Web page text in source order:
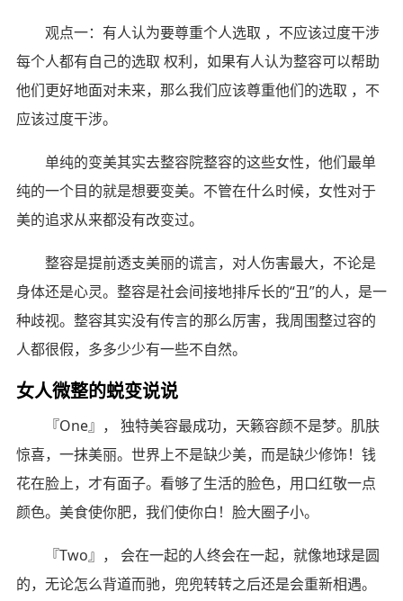
观点一：有人认为要尊重个人选取 ，不应该过度干涉
每个人都有自己的选取 权利，如果有人认为整容可以帮助
他们更好地面对未来，那么我们应该尊重他们的选取 ，不
应该过度干涉。
单纯的变美其实去整容院整容的这些女性，他们最单
纯的一个目的就是想要变美。不管在什么时候，女性对于
美的追求从来都没有改变过。
整容是提前透支美丽的谎言，对人伤害最大，不论是
身体还是心灵。整容是社会间接地排斥长的“丑”的人，是一
种歧视。整容其实没有传言的那么厉害，我周围整过容的
人都很假，多多少少有一些不自然。
女人微整的蜕变说说
『One』， 独特美容最成功，天籁容颜不是梦。肌肤
惊喜，一抹美丽。世界上不是缺少美，而是缺少修饰！钱
花在脸上，才有面子。看够了生活的脸色，用口红敬一点
颜色。美食使你肥，我们使你白！脸大圈子小。
『Two』， 会在一起的人终会在一起，就像地球是圆
的，无论怎么背道而驰，兜兜转转之后还是会重新相遇。